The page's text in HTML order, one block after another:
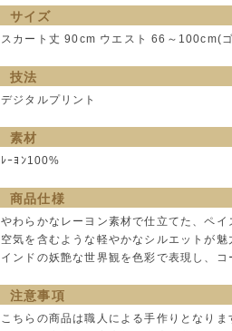
サイズ
スカート丈 90cm ウエスト 66～100cm(
技法
デジタルプリント
素材
ﾚｰﾖﾝ100%
商品仕様
やわらかなレーヨン素材で仕立てた、ペイ
空気を含むような軽やかなシルエットが魅
インドの妖艶な世界観を色彩で表現し、コ
注意事項
こちらの商品は職人による手作りとなり